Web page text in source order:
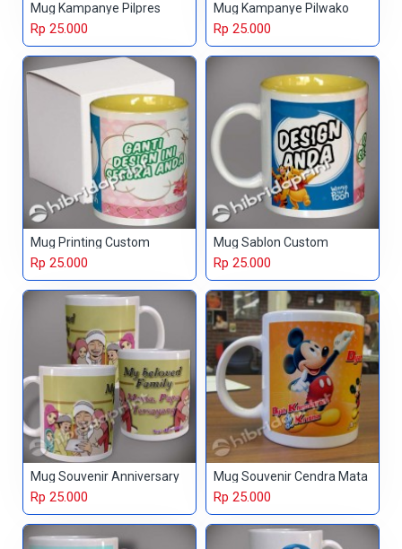
Mug Kampanye Pilpres
Rp 25.000
Mug Kampanye Pilwako
Rp 25.000
Mug Printing Custom
Rp 25.000
Mug Sablon Custom
Rp 25.000
Mug Souvenir Anniversary
Rp 25.000
Mug Souvenir Cendra Mata
Rp 25.000